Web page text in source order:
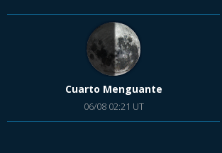
Cuarto Menguante
06/08 02:21 UT